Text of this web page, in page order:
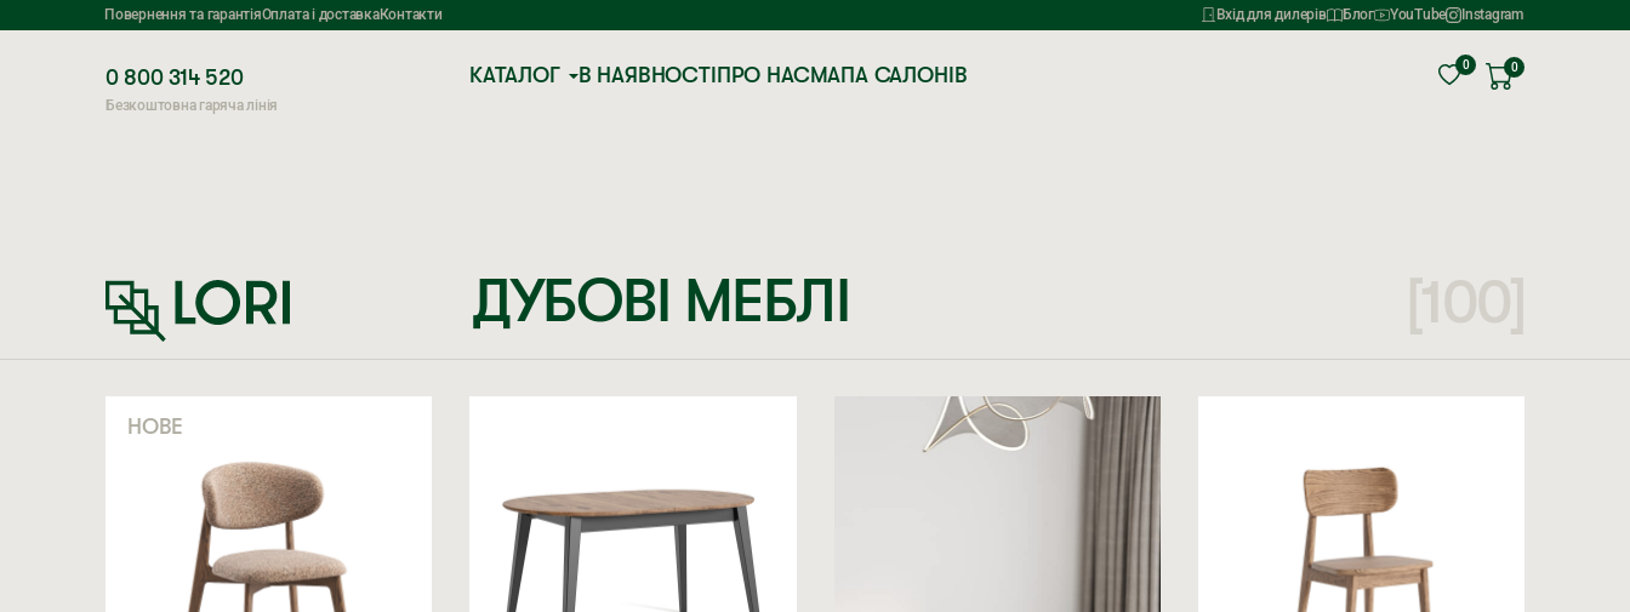
Повернення та гарантіяОплата і доставкаКонтакти Вхід для дилерів Блог YouTube Instagram
0 800 314 520
Безкоштовна гаряча лінія
КАТАЛОГ В НАЯВНОСТІ ПРО НАСМАПА САЛОНІВ 0 0
ДУБОВІ МЕБЛІ [100]
НОВЕ